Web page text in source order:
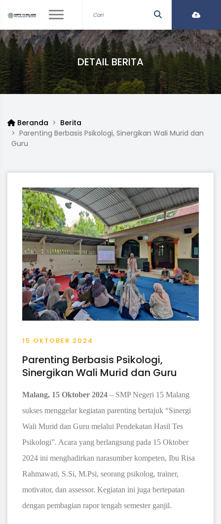
DETAIL BERITA
Beranda
Berita
Parenting Berbasis Psikologi, Sinergikan Wali Murid dan
Guru
15 OKTOBER 2024
Parenting Berbasis Psikologi,
Sinergikan Wali Murid dan Guru
Malang, 15 Oktober 2024 – SMP Negeri 15 Malang
sukses menggelar kegiatan parenting bertajuk “Sinergi
Wali Murid dan Guru melalui Pendekatan Hasil Tes
Psikologi”. Acara yang berlangsung pada 15 Oktober
2024 ini menghadirkan narasumber kompeten, Ibu Risa
Rahmawati, S.Si, M.Psi, seorang psikolog, trainer,
motivator, dan assessor. Kegiatan ini juga bertepatan
dengan pembagian rapor tengah semester ganjil.